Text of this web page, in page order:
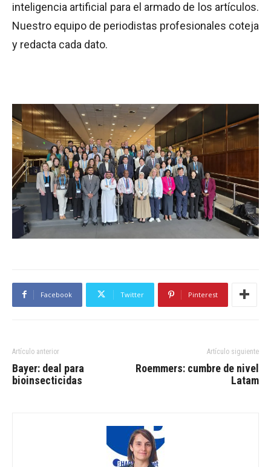
inteligencia artificial para el armado de los artículos.
Nuestro equipo de periodistas profesionales coteja
y redacta cada dato.
Facebook Twitter Pinterest
Artículo anterior
Bayer: deal para
bioinsecticidas
Artículo siguiente
Roemmers: cumbre de nivel
Latam